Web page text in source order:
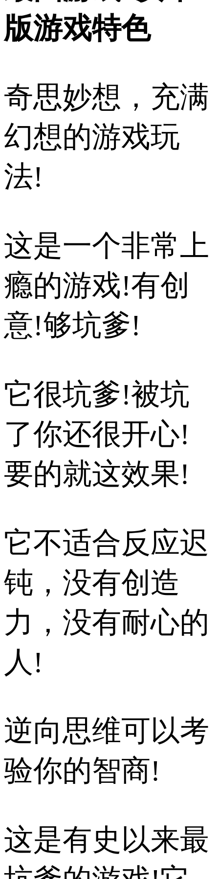
版游戏特色
奇思妙想，充满
幻想的游戏玩
法!
这是一个非常上
瘾的游戏!有创
意!够坑爹!
它很坑爹!被坑
了你还很开心!
要的就这效果!
它不适合反应迟
钝，没有创造
力，没有耐心的
人!
逆向思维可以考
验你的智商!
这是有史以来最